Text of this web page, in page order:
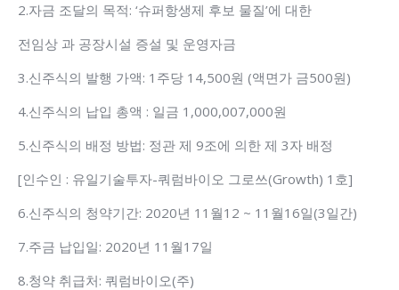
2.자금 조달의 목적: ‘슈퍼항생제 후보 물질’에 대한
전임상 과 공장시설 증설 및 운영자금
3.신주식의 발행 가액: 1주당 14,500원 (액면가 금500원)
4.신주식의 납입 총액 : 일금 1,000,007,000원
5.신주식의 배정 방법: 정관 제 9조에 의한 제 3자 배정
[인수인 : 유일기술투자-쿼럼바이오 그로쓰(Growth) 1호]
6.신주식의 청약기간: 2020년 11월12 ~ 11월16일(3일간)
7.주금 납입일: 2020년 11월17일
8.청약 취급처: 쿼럼바이오(주)